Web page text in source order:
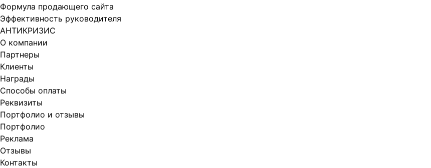
Формула продающего сайта
Эффективность руководителя
АНТИКРИЗИС
О компании
Партнеры
Клиенты
Награды
Способы оплаты
Реквизиты
Портфолио и отзывы
Портфолио
Реклама
Отзывы
Контакты